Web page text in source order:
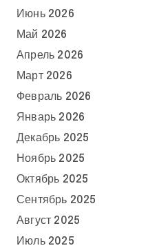
Июнь 2026
Май 2026
Апрель 2026
Март 2026
Февраль 2026
Январь 2026
Декабрь 2025
Ноябрь 2025
Октябрь 2025
Сентябрь 2025
Август 2025
Июль 2025